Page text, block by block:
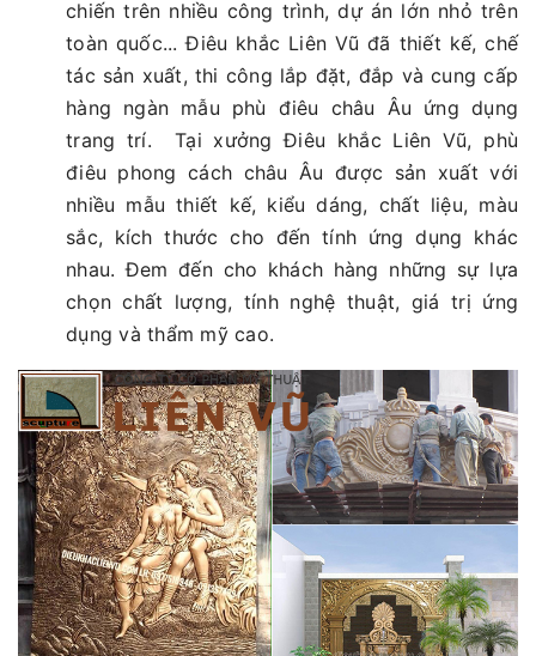
chiến trên nhiều công trình, dự án lớn nhỏ trên
toàn quốc... Điêu khắc Liên Vũ đã thiết kế, chế
tác sản xuất, thi công lắp đặt, đắp và cung cấp
hàng ngàn mẫu phù điêu châu Âu ứng dụng
trang trí. Tại xưởng Điêu khắc Liên Vũ, phù
điêu phong cách châu Âu được sản xuất với
nhiều mẫu thiết kế, kiểu dáng, chất liệu, màu
sắc, kích thước cho đến tính ứng dụng khác
nhau. Đem đến cho khách hàng những sự lựa
chọn chất lượng, tính nghệ thuật, giá trị ứng
dụng và thẩm mỹ cao.